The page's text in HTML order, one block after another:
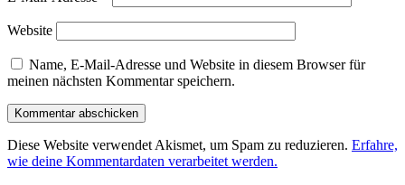
Website
Name, E-Mail-Adresse und Website in diesem Browser für
meinen nächsten Kommentar speichern.
Diese Website verwendet Akismet, um Spam zu reduzieren. Erfahre,
wie deine Kommentardaten verarbeitet werden.